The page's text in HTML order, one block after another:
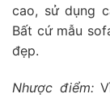
cao, sử dụng
Bất cứ mẫu
đẹp.
Nhược điểm: